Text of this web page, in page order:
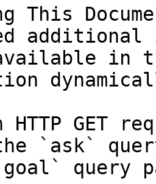
This
in
HTTP GET
`ask`
query